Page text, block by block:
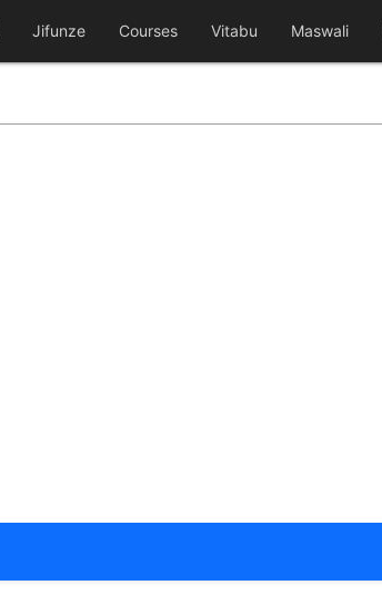
Jifunze Courses Vitabu Maswali